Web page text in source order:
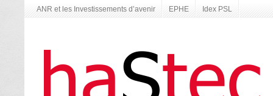
ANR et les Investissements d’avenir EPHE Idex PSL